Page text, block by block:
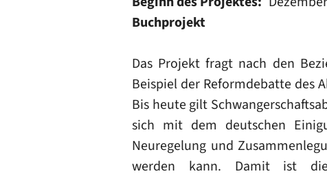
Buchprojekt
Das Projekt fragt nach den
Beispiel der Reformdebatte des
Bis heute gilt
sich mit dem deutschen
Neuregelung und
werden kann. Damit ist